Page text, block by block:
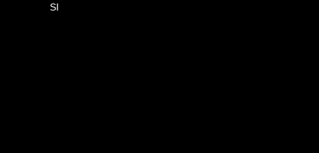
SI